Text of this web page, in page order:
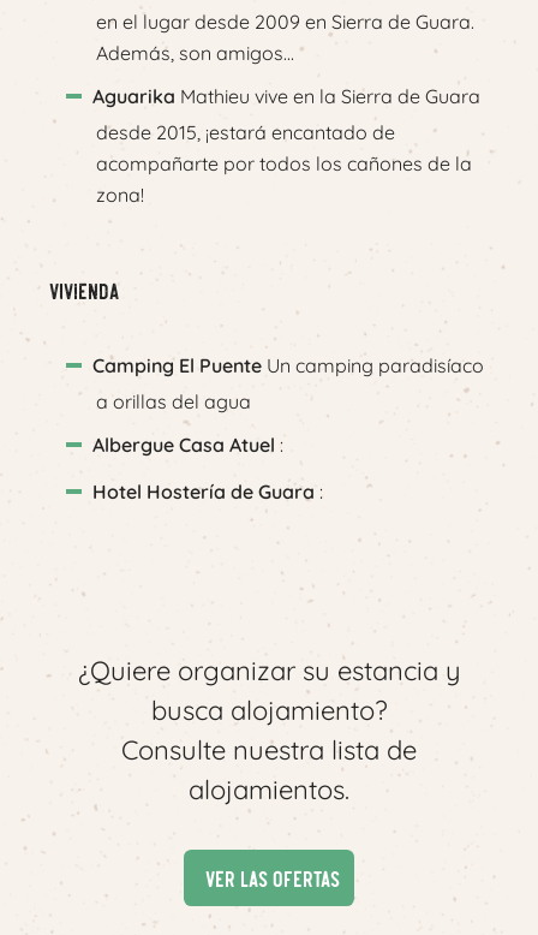
en el lugar desde 2009 en Sierra de Guara.
Además, son amigos...
Aguarika Mathieu vive en la Sierra de Guara
desde 2015, ¡estará encantado de
acompañarte por todos los cañones de la
zona!
Vivienda
Camping El PuenteUn camping paradisíaco
a orillas del agua
Albergue Casa Atuel :
Hotel Hostería de Guara :
¿Quiere organizar su estancia y
busca alojamiento?
Consulte nuestra lista de
alojamientos.
Ver las ofertas